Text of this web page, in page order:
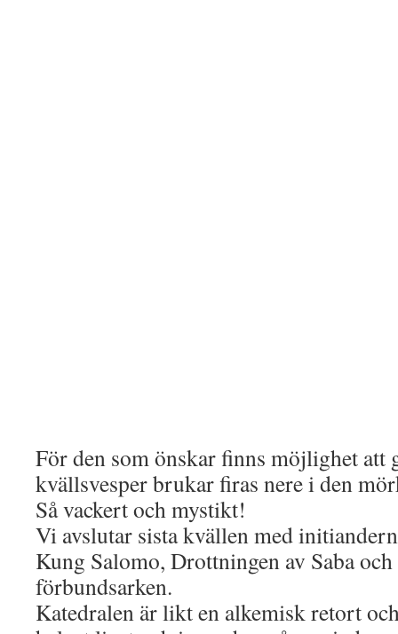
För den som önskar finns möjlighet att
kvällsvesper brukar firas nere i den
Så vackert och mystikt!
Vi avslutar sista kvällen med
Kung Salomo, Drottningen av Saba
förbundsarken.
Katedralen är likt en alkemisk retort